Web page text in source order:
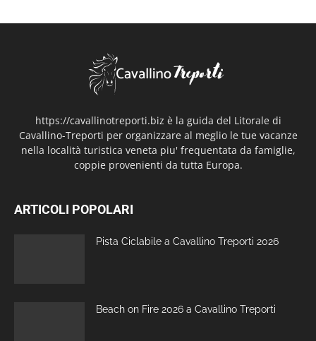
https://cavallinotreporti.biz è la guida del Litorale di
Cavallino-Treporti per organizzare al meglio le tue vacanze
nella località turistica veneta piu' frequentata da famiglie,
coppie provenienti da tutta Europa.
ARTICOLI POPOLARI
Pista Ciclabile a Cavallino Treporti 2026
Beach on Fire 2026 a Cavallino Treporti